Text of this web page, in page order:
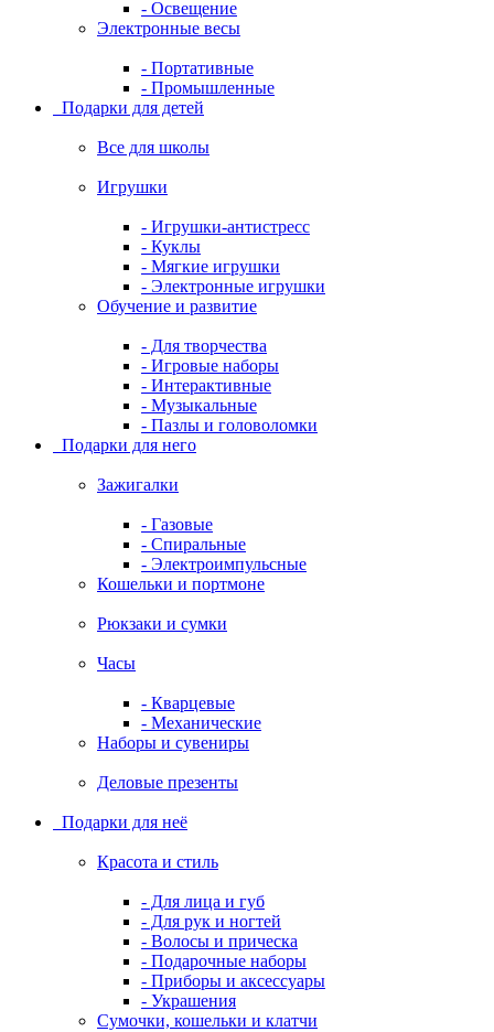
- Освещение
Электронные весы
- Портативные
- Промышленные
Подарки для детей
Все для школы
Игрушки
- Игрушки-антистресс
- Куклы
- Мягкие игрушки
- Электронные игрушки
Обучение и развитие
- Для творчества
- Игровые наборы
- Интерактивные
- Музыкальные
- Пазлы и головоломки
Подарки для него
Зажигалки
- Газовые
- Спиральные
- Электроимпульсные
Кошельки и портмоне
Рюкзаки и сумки
Часы
- Кварцевые
- Механические
Наборы и сувениры
Деловые презенты
Подарки для неё
Красота и стиль
- Для лица и губ
- Для рук и ногтей
- Волосы и прическа
- Подарочные наборы
- Приборы и аксессуары
- Украшения
Сумочки, кошельки и клатчи